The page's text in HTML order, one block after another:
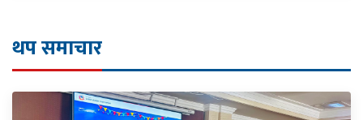
थप समाचार